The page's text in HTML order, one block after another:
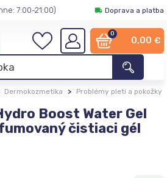
7:00-21:00) Doprava a platba
0
0,00 €
Dermokozmetika > Problémy pleti a pokožky
Boost Water Gel
čistiaci gél